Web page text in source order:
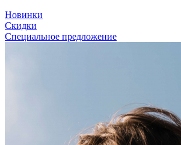
Новинки
Скидки
Специальное предложение